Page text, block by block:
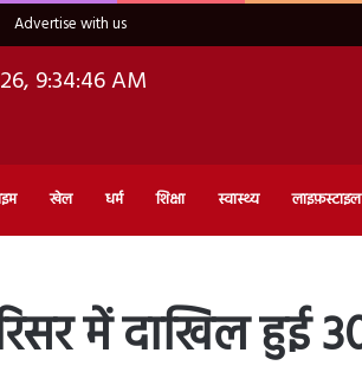
Advertise with us
9:34:47 AM
खेल धर्म शिक्षा स्वास्थ्य लाइफ़स्टाइल
में दाखिल हुई